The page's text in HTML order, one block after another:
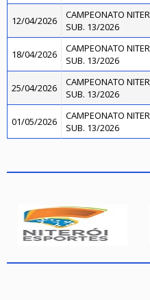
12/04/2026
CAMPEONATO
SUB. 13/2026
18/04/2026
CAMPEONATO
SUB. 13/2026
25/04/2026
CAMPEONATO
SUB. 13/2026
01/05/2026
CAMPEONATO
SUB. 13/2026